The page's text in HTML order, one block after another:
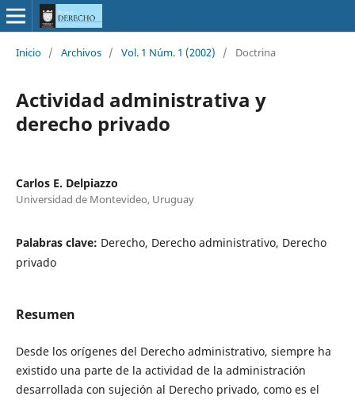
Inicio / Archivos / Vol. 1 Núm. 1 (2002) / Doctrina
Actividad administrativa y
derecho privado
Carlos E. Delpiazzo
Universidad de Montevideo, Uruguay
Palabras clave: Derecho, Derecho administrativo, Derecho
privado
Resumen
Desde los orígenes del Derecho administrativo, siempre ha
existido una parte de la actividad de la administración
desarrollada con sujeción al Derecho privado, como es el